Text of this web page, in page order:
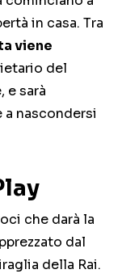
in casa. Tra
viene
del
e sarà
nascondersi
che darà la
dal
della Rai.